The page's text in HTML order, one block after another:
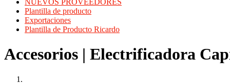
NUEVOS PROVEEDORES
Plantilla de producto
Exportaciones
Plantilla de Producto Ricardo
Accesorios | Electrificadora